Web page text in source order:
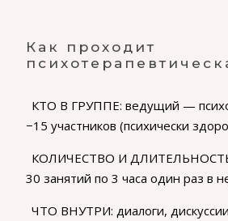
Как проходит
КТО В ГРУППЕ: ведущий —
−15 участников (психически
КОЛИЧЕСТВО И
30 занятий по 3 часа один раз в
ЧТО ВНУТРИ: диалоги,